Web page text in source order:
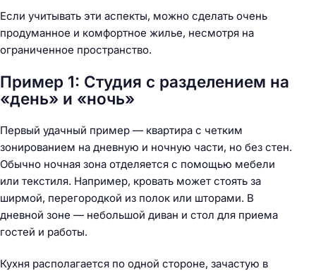
Если учитывать эти аспекты, можно сделать очень
продуманное и комфортное жилье, несмотря на
ограниченное пространство.
Пример 1: Студия с разделением на
«день» и «ночь»
Первый удачный пример — квартира с четким
зонированием на дневную и ночную части, но без стен.
Обычно ночная зона отделяется с помощью мебели
или текстиля. Например, кровать может стоять за
ширмой, перегородкой из полок или шторами. В
дневной зоне — небольшой диван и стол для приема
гостей и работы.
Кухня располагается по одной стороне, зачастую в